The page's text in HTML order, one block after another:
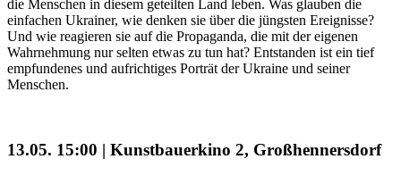
die Menschen in diesem geteilten Land leben. Was glauben die
einfachen Ukrainer, wie denken sie über die jüngsten Ereignisse?
Und wie reagieren sie auf die Propaganda, die mit der eigenen
Wahrnehmung nur selten etwas zu tun hat? Entstanden ist ein tief
empfundenes und aufrichtiges Porträt der Ukraine und seiner
Menschen.
13.05. 15:00 | Kunstbauerkino 2, Großhennersdorf